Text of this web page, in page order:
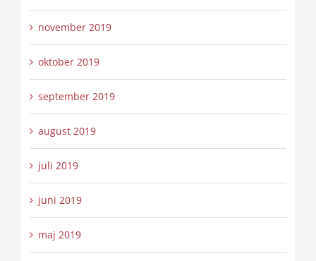
november 2019
oktober 2019
september 2019
august 2019
juli 2019
juni 2019
maj 2019